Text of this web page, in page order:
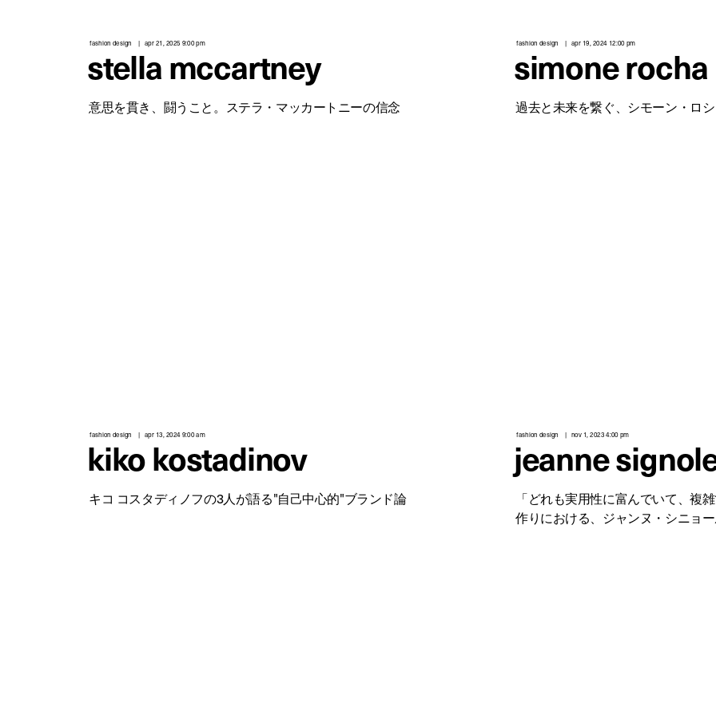
fashion design apr 21, 2025 9:00 pm
stella mccartney
意思を貫き、闘うこと。ステラ・マッカートニーの信念
fashion design apr 19, 2024 12:00 pm
simone rocha
過去と未来を繋ぐ、シモーン・ロ
fashion design apr 13, 2024 9:00 am
kiko kostadinov
キコ コスタディノフの3人が語る"自己中心的"ブランド論
fashion design nov 1, 2023 4:00 pm
jeanne
「どれも実用性に富んでいて、複
作りにおける、ジャンヌ・シニョ